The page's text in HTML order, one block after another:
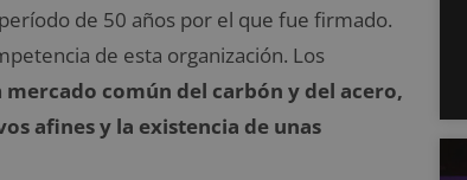
de 50 años por el que fue firmado.
de esta organización. Los
mercado común del carbón y del acero,
afines y la existencia de unas